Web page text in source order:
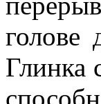
Глинка